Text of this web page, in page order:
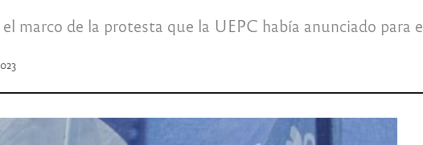
marco de la protesta que la UEPC había anunciado para